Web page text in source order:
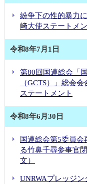
紛争下の性的暴力
﨑大使ステートメ
令和8年7月1日
第80回国連総会「
（GCTS）」総会
ステートメント
令和8年6月30日
国連総会第5委員
る竹鼻千尋参事官
文）
UNRWAプレッジ